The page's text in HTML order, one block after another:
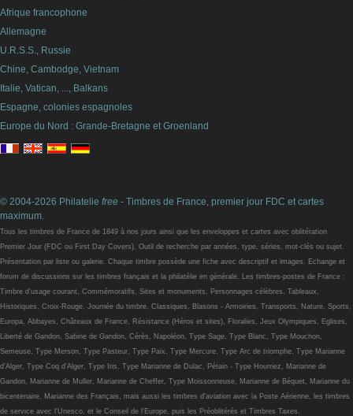
Afrique francophone
Allemagne
U.R.S.S., Russie
Chine, Cambodge, Vietnam
Italie, Vatican, ..., Balkans
Espagne, colonies espagnoles
Europe du Nord : Grande-Bretagne et Groenland
© 2004-2026 Philatelie free - Timbres de France, premier jour FDC et cartes
maximum.
Tous les timbres de France de 1849 à nos jours ainsi que les enveloppes et cartes avec oblitération
Premier Jour (FDC ou First Day Covers). Outil de recherche par années, type, séries, mot-clés ou sujet.
Présentation par liste ou galerie. Chaque timbre possède une fiche avec descriptif et images. Echange et
forum de discussions sur les timbres français et la philatélie en générale. Les timbres-postes de France :
Timbre d'usage courant, Commémoratifs, Sites et monuments, Personnages célèbres, Tableaux,
Historiques, Croix-Rouge, Journée du timbre, Classiques, Blasons - Armoiries, Transports, Nature, Sports,
Europa, Abbayes, Châteaux de France, Résistance (Héros et sites), Floralies, Jeux Olympiques, Eglises,
Liberté de Gandon, Sabine de Gandon, Cérès, Napoléon, Type Sage, Type Blanc, Type Mouchon,
Semeuse, Type Merson, Type Pasteur, Type Paix, Type Mercure, Type Arc de triomphe, Type Marianne
d'Alger, Type Coq d'Alger, Type Iris, Type Marianne de Dulac, Pétain - Type Hourriez, Marianne de
Gandon, Marianne de Muller, Marianne de Cheffer, Type Moissonneuse, Marianne de Béquet, Marianne du
bicentenaire, Marianne des Français, mais aussi les timbres d'aviation avec la Poste Aérienne, les timbres
de service avec l'Unesco, et le Conseil de l'Europe, puis les Préoblitérés et Timbres Taxes.